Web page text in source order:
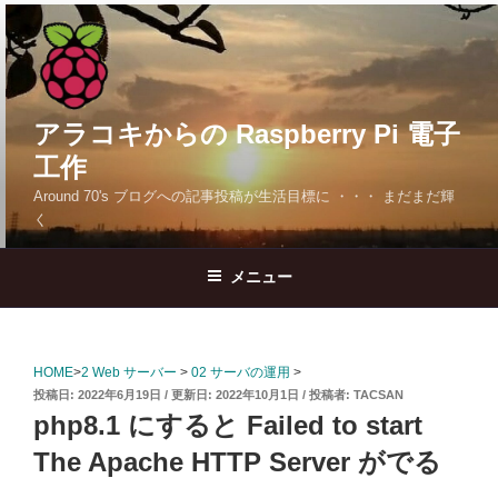
コ
ン
テ
ン
へ
ッ
プ
アラコキからの Raspberry Pi 電子
工作
Around 70's ブログへの記事投稿が生活目標に ・・・ まだまだ輝
く
メニュー
HOME>2 Web サーバー > 02 サーバの運用 >
投
日:
2022年6月19日 2022年10月1日 投稿者: TACSAN
php8.1 にすると Failed to start
The Apache HTTP Server がでる